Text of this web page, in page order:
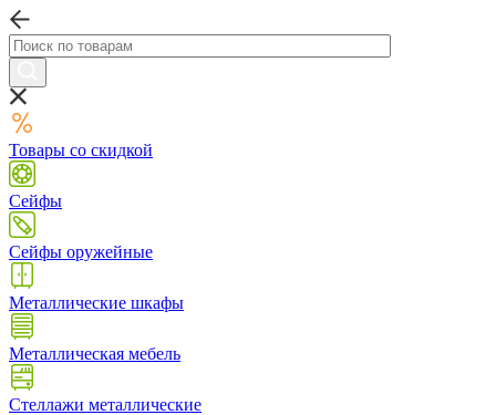
Товары со скидкой
Сейфы
Сейфы оружейные
Металлические шкафы
Металлическая мебель
Стеллажи металлические